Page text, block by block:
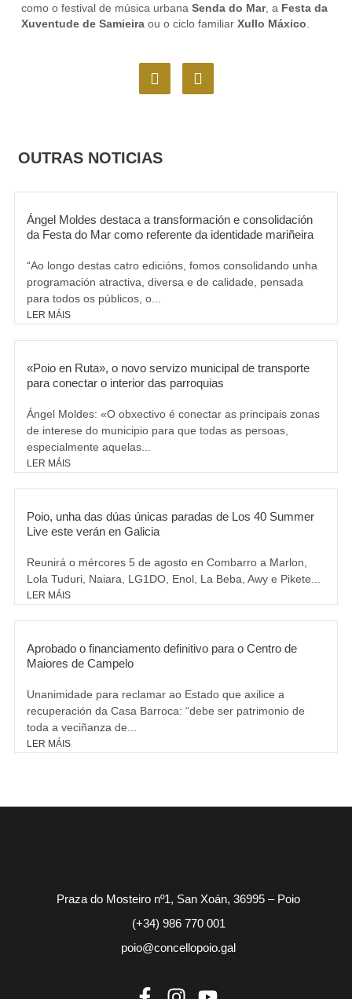
como o festival de música urbanaSenda do Mar, a Festa da
Xuventude de Samieira ou o ciclo familiarXullo Máxico
F
a
o
o
I
n
m
OUTRAS NOTICIAS
Ángel Moldes destaca a transformación e consolidación
da Festa do Mar como referente da identidade mariñeira
“Ao longo destas catro edicións, fomos consolidando unha
programación atractiva, diversa e de calidade, pensada
para todos os públicos, o...
LER MÁIS
«Poio en Ruta», o novo servizo municipal de transporte
para conectar o interior das parroquias
Ángel Moldes: «O obxectivo é conectar as principais zonas
de interese do municipio para que todas as persoas,
especialmente aquelas...
LER MÁIS
Poio, unha das dúas únicas paradas de Los 40 Summer
Live este verán en Galicia
Reunirá o mércores 5 de agosto en Combarro a Marlon,
Lola Tuduri, Naiara, LG1DO, Enol, La Beba, Awy e Pikete...
LER MÁIS
Aprobado o financiamento definitivo para o Centro de
Maiores de Campelo
Unanimidade para reclamar ao Estado que axilice a
recuperación da Casa Barroca: “debe ser patrimonio de
toda a veciñanza de...
LER MÁIS
Praza do Mosteiro nº1, San Xoán, 36995 – Poio
(+34) 986 770 001
poio@concellopoio.gal